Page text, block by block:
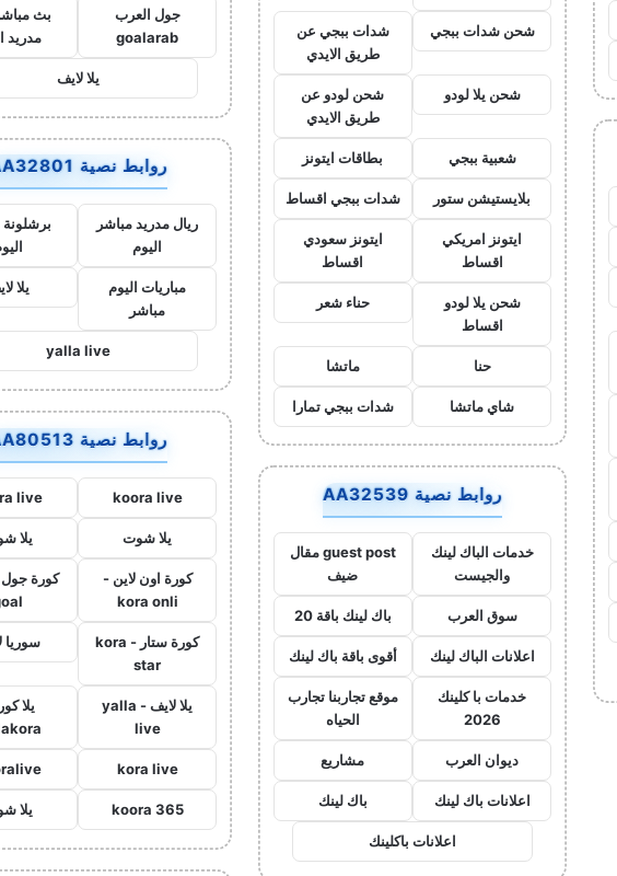
شحن شدات ببجي
شدات ببجي عن
طريق الايدي
شحن يلا لودو
شحن لودو عن
طريق الايدي
شعبية ببجي بطاقات ايتونز
بلايستيشن ستور شدات ببجي اقساط
ايتونز امريكي
اقساط
ايتونز سعودي
اقساط
شحن يلا لودو
اقساط
حناء شعر
حنا ماتشا
شاي ماتشا شدات ببجي تمارا
روابط نصية AA32539
خدمات الباك لينك
والجيست
guest post مقال
ضيف
سوق العرب باك لينك باقة 20
اعلانات الباك لينك أقوى باقة باك لينك
خدمات با كلينك
2026
موقع تجاربنا تجارب
الحياه
ديوان العرب مشاريع
اعلانات باك لينك باك لينك
اعلانات باكلينك
جول العرب
goalarab
بث
مدريد
يلا لايف
روابط نصية AA32801
ريال مدريد مباشر
اليوم
برشلونة
مباريات اليوم
مباشر
يلا
yalla live
روابط نصية AA80513
koora live
live
يلا شوت يلا
كورة اون لاين -
kora onli
كورة ستار - kora
star
سوريا
يلا لايف - yalla
live
يلا
kora live
koora 365 يلا